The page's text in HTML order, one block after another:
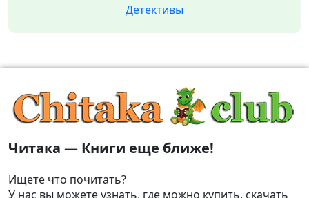
Детективы
Читака — Книги еще ближе!
Ищете что почитать?
У нас вы можете узнать, где можно купить, скачать